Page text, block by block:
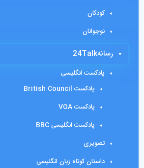
کودکان
نوجوانان
رسانه24Talk
پادکست انگلیسی
پادکست British Council
پادکست VOA
پادکست انگلیسی BBC
تصویری
داستان کوتاه زبان انگلیسی